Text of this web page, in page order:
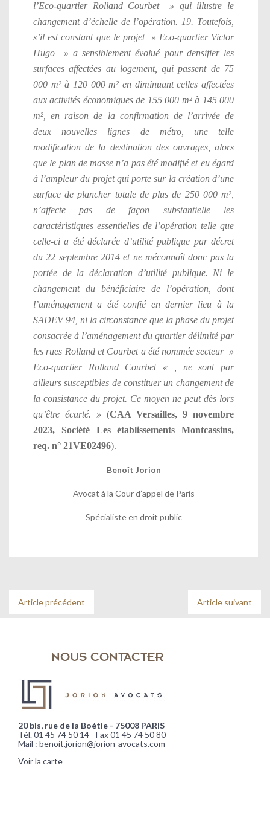
l’Eco-quartier Rolland Courbet » qui illustre le
changement d’échelle de l’opération. 19. Toutefois,
s’il est constant que le projet » Eco-quartier Victor
Hugo » a sensiblement évolué pour densifier les
surfaces affectées au logement, qui passent de 75
000 m² à 120 000 m² en diminuant celles affectées
aux activités économiques de 155 000 m² à 145 000
m², en raison de la confirmation de l’arrivée de
deux nouvelles lignes de métro, une telle
modification de la destination des ouvrages, alors
que le plan de masse n’a pas été modifié et eu égard
à l’ampleur du projet qui porte sur la création d’une
surface de plancher totale de plus de 250 000 m²,
n’affecte pas de façon substantielle les
caractéristiques essentielles de l’opération telle que
celle-ci a été déclarée d’utilité publique par décret
du 22 septembre 2014 et ne méconnaît donc pas la
portée de la déclaration d’utilité publique. Ni le
changement du bénéficiaire de l’opération, dont
l’aménagement a été confié en dernier lieu à la
SADEV 94, ni la circonstance que la phase du projet
consacrée à l’aménagement du quartier délimité par
les rues Rolland et Courbet a été nommée secteur »
Eco-quartier Rolland Courbet « , ne sont par
ailleurs susceptibles de constituer un changement de
la consistance du projet. Ce moyen ne peut dès lors
qu’être écarté. » (CAA Versailles, 9 novembre
2023, Société Les établissements Montcassins,
req. n° 21VE02496).
Benoît Jorion
Avocat à la Cour d’appel de Paris
Spécialiste en droit public
Article précédent Article suivant
NOUS CONTACTER
20 bis, rue de la Boétie - 75008 PARIS
Tél. 01 45 74 50 14 - Fax 01 45 74 50 80
Mail : benoit.jorion@jorion-avocats.com
Voir la carte